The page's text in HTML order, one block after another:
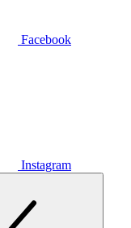
Facebook
Instagram